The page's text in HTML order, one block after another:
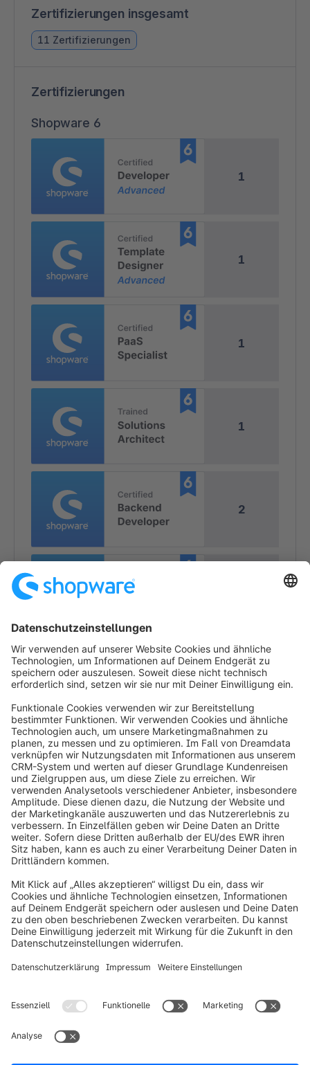
Zertifizierungen insgesamt
11 Zertifizierungen
Zertifizierungen
Shopware 6
1
1
1
1
2
2
info@shopware.com
Produkt
Lösungen
Partner
Entwickler
Ressourcen